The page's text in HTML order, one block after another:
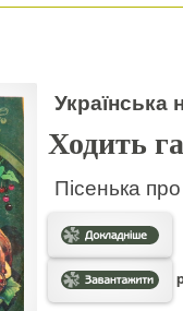
Українська
Ходить
Пісенька